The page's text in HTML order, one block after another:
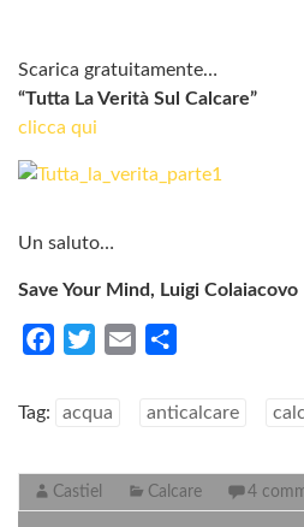
Scarica gratuitamente…
“Tutta La Verità Sul Calcare”
clicca qui
Un saluto…
Save Your Mind, Luigi Colaiacovo
o
e
n
v
Tag: acqua anticalcare
Castiel Calcare 4